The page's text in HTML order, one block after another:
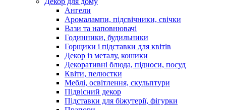
Ангели
Аромалампи, підсвічники, свічки
Вази та наповнювачі
Годинники, будильники
Горщики і підставки для квітів
Декор із металу, кошики
Декоративні блюда, підноси, посуд
Квіти, пелюстки
Меблі, освітлення, скульптури
Підвісний декор
Підставки для біжутерії, фігурки